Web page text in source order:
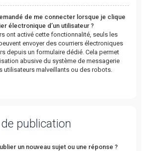
de me connecter lorsque je clique
électronique d’un utilisateur ?
ont activé cette fonctionnalité, seuls les
envoyer des courriers électroniques
depuis un formulaire dédié. Cela permet
abusive du système de messagerie
utilisateurs malveillants ou des robots.
publication
un nouveau sujet ou une réponse ?